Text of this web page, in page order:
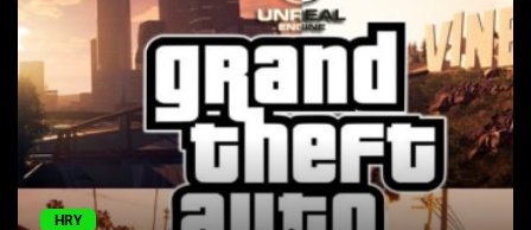
Seriály
Hry
Cool Esport
HRY